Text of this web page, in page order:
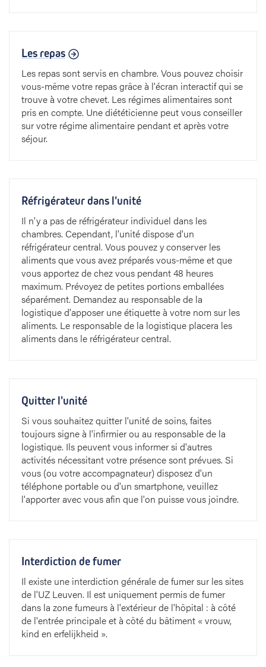
Les repas
Les repas sont servis en chambre. Vous pouvez choisir
vous-même votre repas grâce à l'écran interactif qui se
trouve à votre chevet. Les régimes alimentaires sont
pris en compte. Une diététicienne peut vous conseiller
sur votre régime alimentaire pendant et après votre
séjour.
Réfrigérateur dans l'unité
Il n'y a pas de réfrigérateur individuel dans les
chambres. Cependant, l'unité dispose d'un
réfrigérateur central. Vous pouvez y conserver les
aliments que vous avez préparés vous-même et que
vous apportez de chez vous pendant 48 heures
maximum. Prévoyez de petites portions emballées
séparément. Demandez au responsable de la
logistique d'apposer une étiquette à votre nom sur les
aliments. Le responsable de la logistique placera les
aliments dans le réfrigérateur central.
Quitter l'unité
Si vous souhaitez quitter l'unité de soins, faites
toujours signe à l'infirmier ou au responsable de la
logistique. Ils peuvent vous informer si d'autres
activités nécessitant votre présence sont prévues. Si
vous (ou votre accompagnateur) disposez d'un
téléphone portable ou d'un smartphone, veuillez
l'apporter avec vous afin que l'on puisse vous joindre.
Interdiction de fumer
Il existe une interdiction générale de fumer sur les sites
de l'UZ Leuven. Il est uniquement permis de fumer
dans la zone fumeurs à l'extérieur de l'hôpital : à côté
de l'entrée principale et à côté du bâtiment « vrouw,
kind en erfelijkheid ».